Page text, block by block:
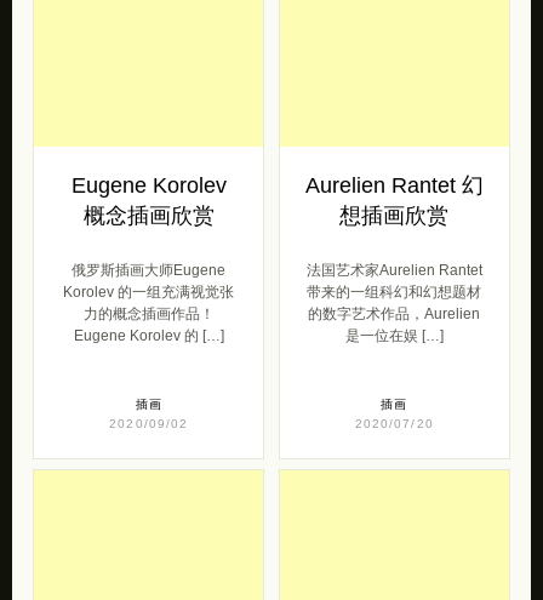
Eugene Korolev
概念插画欣赏
俄罗斯插画大师Eugene
Korolev 的一组充满视觉张
力的概念插画作品！
Eugene Korolev 的 […]
插画
2020/09/02
Aurelien Rantet 幻
想插画欣赏
法国艺术家Aurelien Rantet
带来的一组科幻和幻想题材
的数字艺术作品，Aurelien
是一位在娱 […]
插画
2020/07/20